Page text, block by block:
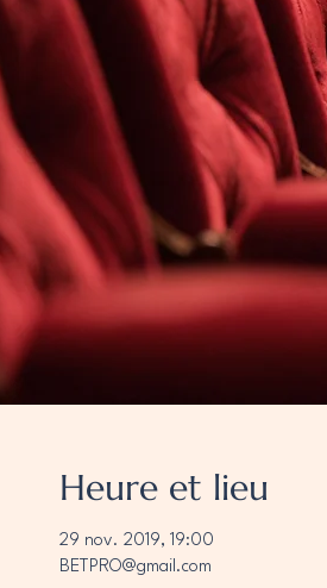
Heure et lieu
29 nov. 2019, 19:00
BETPRO@gmail.com